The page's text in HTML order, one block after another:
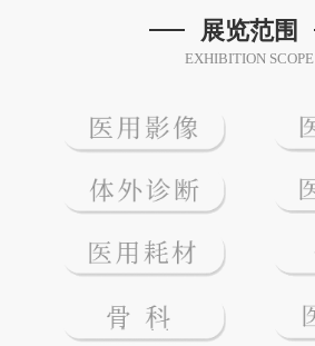
展览范围
EXHIBITION SCOPE